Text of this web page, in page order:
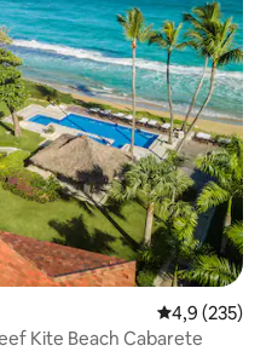
Note
4,9 (235)
Kite Beach Cabarete